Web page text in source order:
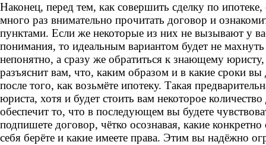
Наконец, перед тем, как совершить сделку по
много раз внимательно прочитать договор и
пунктами. Если же некоторые из них не вызывают у
понимания, то идеальным вариантом будет не
непонятно, а сразу же обратиться к знающему
разъяснит вам, что, каким образом и в какие сроки
после того, как возьмёте ипотеку. Такая
юриста, хотя и будет стоить вам некоторое количество
обеспечит то, что в последующем вы будете
подпишете договор, чётко осознавая, какие конкретно
себя берёте и какие имеете права. Этим вы надёжно